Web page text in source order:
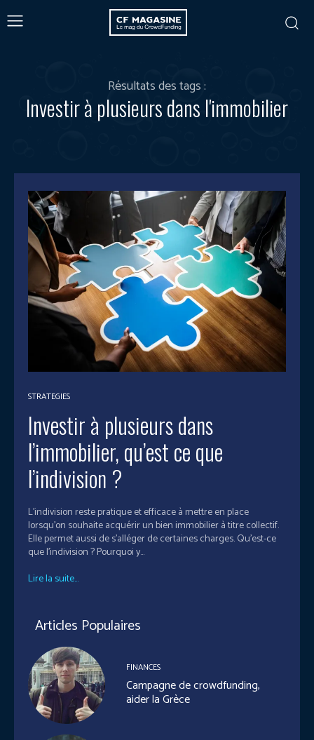
Résultats des tags :
Investir à plusieurs dans l'immobilier
STRATEGIES
Investir à plusieurs dans
l’immobilier, qu’est ce que
l’indivision ?
L’indivision reste pratique et efficace à mettre en place
lorsqu’on souhaite acquérir un bien immobilier à titre collectif.
Elle permet aussi de s’alléger de certaines charges. Qu’est-ce
que l’indivision ? Pourquoi y...
Lire la suite...
Articles Populaires
FINANCES
Campagne de crowdfunding,
aider la Grèce